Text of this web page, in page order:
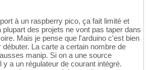
à un raspberry pico, ça fait limité et
des projets ne vont pas taper dans
Mais je pense que l'arduino c'est bien
débuter. La carte a certain nombre de
manip. Si on a une source
y a un régulateur de courant intégré.